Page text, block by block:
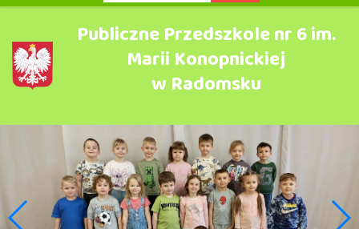
Publiczne Przedszkole nr 6 im.
Marii Konopnickiej
w Radomsku